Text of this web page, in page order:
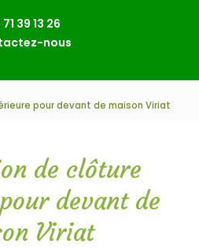
39 13 26
nous
pour devant de maison Viriat
de clôture
devant de
Viriat